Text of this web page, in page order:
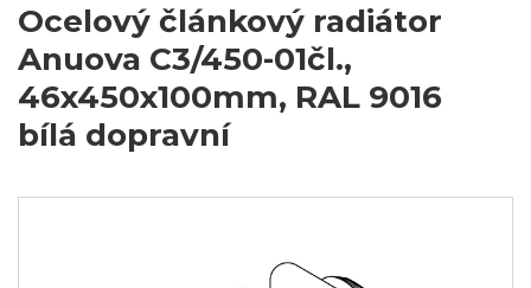
Ocelový článkový radiátor
Anuova C3/450-01čl.,
46x450x100mm, RAL 9016
bílá dopravní